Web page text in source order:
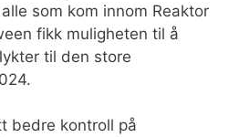
som kom innom Reaktor
fikk muligheten til å
til den store
bedre kontroll på